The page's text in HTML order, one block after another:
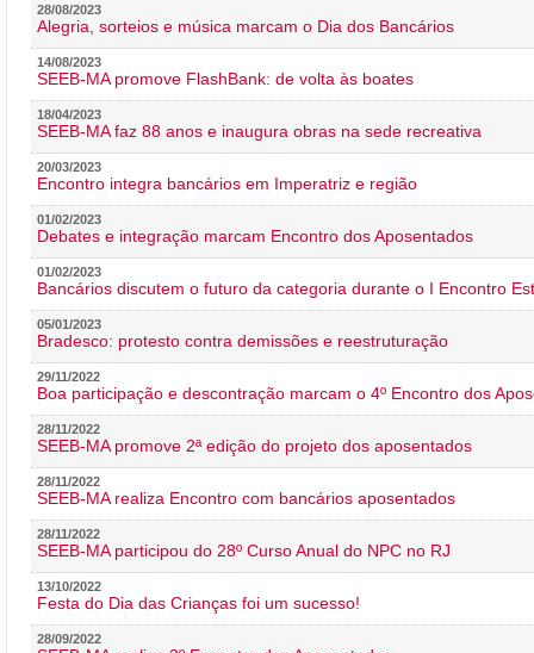
28/08/2023
Alegria, sorteios e música marcam o Dia dos Bancários
14/08/2023
SEEB-MA promove FlashBank: de volta às boates
18/04/2023
SEEB-MA faz 88 anos e inaugura obras na sede recreativa
20/03/2023
Encontro integra bancários em Imperatriz e região
01/02/2023
Debates e integração marcam Encontro dos Aposentados
01/02/2023
Bancários discutem o futuro da categoria durante o I Encontro
05/01/2023
Bradesco: protesto contra demissões e reestruturação
29/11/2022
Boa participação e descontração marcam o 4º Encontro dos
28/11/2022
SEEB-MA promove 2ª edição do projeto dos aposentados
28/11/2022
SEEB-MA realiza Encontro com bancários aposentados
28/11/2022
SEEB-MA participou do 28º Curso Anual do NPC no RJ
13/10/2022
Festa do Dia das Crianças foi um sucesso!
28/09/2022